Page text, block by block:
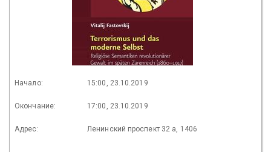
Начало: 15:00, 23.10.2019
Окончание: 17:00, 23.10.2019
Адрес: Ленинский проспект 32 а, 1406